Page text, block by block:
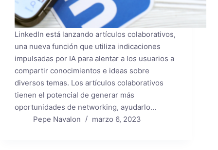
LinkedIn está lanzando artículos colaborativos,
una nueva función que utiliza indicaciones
impulsadas por IA para alentar a los usuarios a
compartir conocimientos e ideas sobre
diversos temas. Los artículos colaborativos
tienen el potencial de generar más
oportunidades de networking, ayudarlo…
Pepe Navalon
marzo 6, 2023